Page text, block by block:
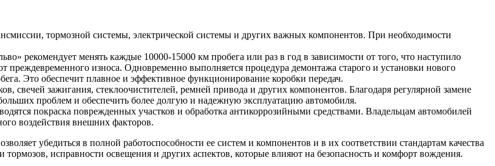
тормозной системы, электрической системы и других важных компонентов. При необходимости
рекомендует менять каждые 10000-15000 км пробега или раз в год в зависимости от того, что наступило
преждевременного износа. Одновременно выполняется процедура демонтажа старого и установки нового
Это обеспечит плавное и эффективное функционирование коробки передач.
свечей зажигания, стеклоочистителей, ремней привода и других компонентов. Благодаря регулярной замене
проблем и обеспечить более долгую и надежную эксплуатацию автомобиля.
покраска поврежденных участков и обработка антикоррозийными средствами. Владельцам автомобилей
воздействия внешних факторов.
убедиться в полной работоспособности ее систем и компонентов и в их соответствии стандартам качества
исправности освещения и других аспектов, которые влияют на безопасность и комфорт вождения.